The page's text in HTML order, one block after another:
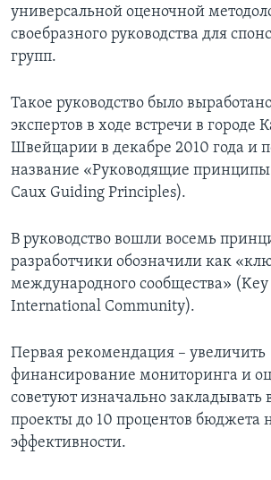
универсальной оценочной
своебразного руководства для
групп.
Такое руководство было
экспертов в ходе встречи в городе
Швейцарии в декабре 2010 года и
название «Руководящие принципы
Caux Guiding Principles).
В руководство вошли восемь
разработчики обозначили как
международного сообщества» (Key
International Community).
Первая рекомендация – увеличить
финансирование мониторинга и
советуют изначально закладывать
проекты до 10 процентов бюджета
эффективности.